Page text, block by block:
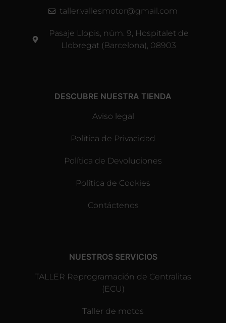
taller.vallesmotor@gmail.com
Pasaje Llopis, núm. 9, Hospitalet de
Llobregat (Barcelona), 08903
DESCUBRE NUESTRA TIENDA
Aviso legal
Política de Privacidad
Política de Devoluciones
Política de Cookies
Contáctenos
NUESTROS SERVICIOS
TALLER Reprogramación de Centralitas
(ECU)
Taller de motos